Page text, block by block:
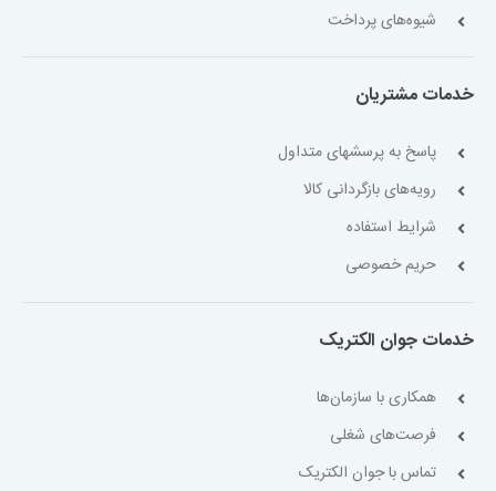
شیوه‌های پرداخت
خدمات مشتریان
پاسخ به پرسشهای متداول
رویه‌های بازگردانی کالا
شرایط استفاده
حریم خصوصی
خدمات جوان الکتریک
همکاری با سازمان‌ها
فرصت‌های شغلی
تماس با جوان الکتریک